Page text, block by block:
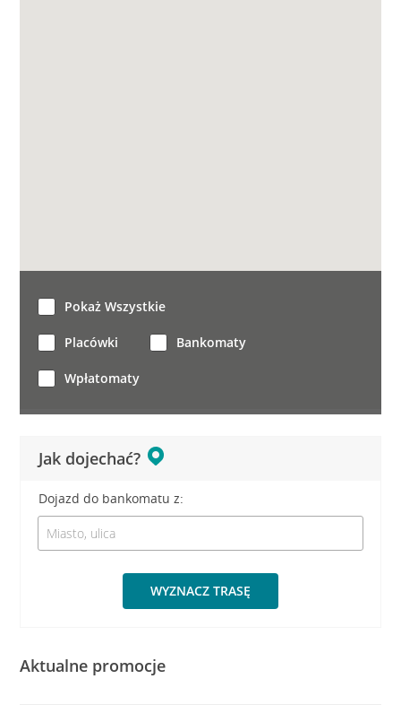
Jak dojechać?
Dojazd do bankomatu z:
WYZNACZ TRASĘ
Pokaż Wszystkie
Placówki Bankomaty
Wpłatomaty
Aktualne promocje